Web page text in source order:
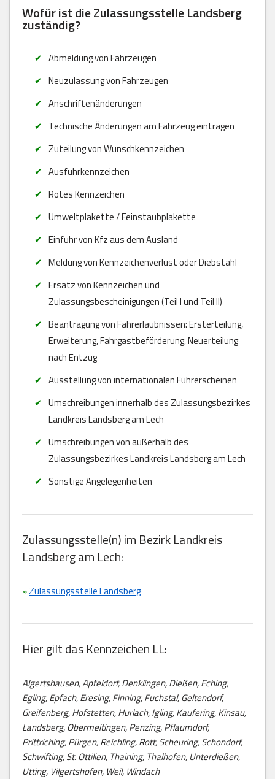
Wofür ist die Zulassungsstelle Landsberg
zuständig?
Abmeldung von Fahrzeugen
Neuzulassung von Fahrzeugen
Anschriftenänderungen
Technische Änderungen am Fahrzeug eintragen
Zuteilung von Wunschkennzeichen
Ausfuhrkennzeichen
Rotes Kennzeichen
Umweltplakette / Feinstaubplakette
Einfuhr von Kfz aus dem Ausland
Meldung von Kennzeichenverlust oder Diebstahl
Ersatz von Kennzeichen und
Zulassungsbescheinigungen (Teil I und Teil II)
Beantragung von Fahrerlaubnissen: Ersterteilung,
Erweiterung, Fahrgastbeförderung, Neuerteilung
nach Entzug
Ausstellung von internationalen Führerscheinen
Umschreibungen innerhalb des Zulassungsbezirkes
Landkreis Landsberg am Lech
Umschreibungen von außerhalb des
Zulassungsbezirkes Landkreis Landsberg am Lech
Sonstige Angelegenheiten
Zulassungsstelle(n) im Bezirk Landkreis
Landsberg am Lech:
»Zulassungsstelle Landsberg
Hier gilt das Kennzeichen LL:
Algertshausen, Apfeldorf, Denklingen, Dießen, Eching,
Egling, Epfach, Eresing, Finning, Fuchstal, Geltendorf,
Greifenberg, Hofstetten, Hurlach, Igling, Kaufering, Kinsau,
Landsberg, Obermeitingen, Penzing, Pflaumdorf,
Prittriching, Pürgen, Reichling, Rott, Scheuring, Schondorf,
Schwifting, St. Ottilien, Thaining, Thalhofen, Unterdießen,
Utting, Vilgertshofen, Weil, Windach